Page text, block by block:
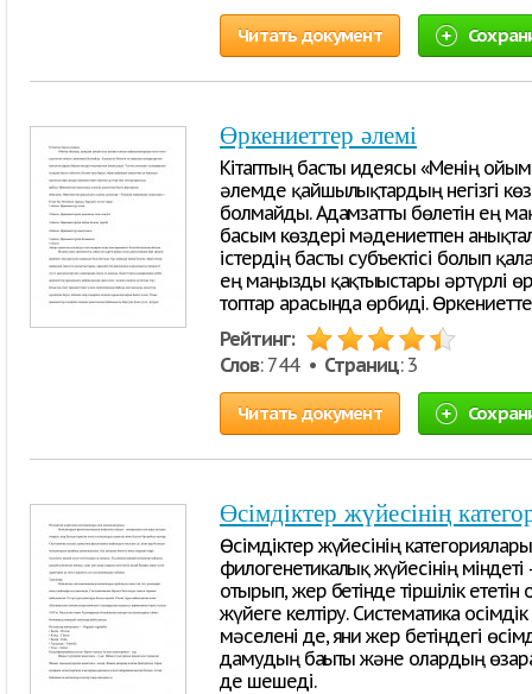
Читать документ
Өркениеттер әлемі
Кітаптың басты идеясы «Менің
әлемде қайшылықтардың негізгі
болмайды. Адамзатты бөлетін ең
басым көздері мәдениетпен
істердің басты субъектісі болып
ең маңызды қақтығыстары әртүрлі
топтар арасында өрбиді.
Рейтинг:
Слов: 744 • Страниц: 3
Читать документ
Өсімдіктер жүйесінің
Өсімдіктер жүйесінің
филогенетикалық жүйесінің міндеті
отырып, жер бетінде тіршілік ететін
жүйеге келтіру. Систематика
мәселені де, яғни жер бетіндегі
дамудың бағыты және олардың
де шешеді.